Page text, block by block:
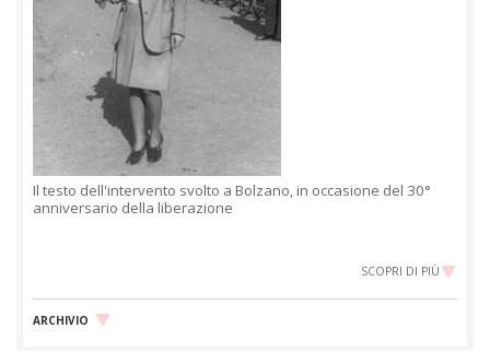
Il testo dell'intervento svolto a Bolzano, in occasione del 30°
anniversario della liberazione
SCOPRI DI PIÙ
ARCHIVIO